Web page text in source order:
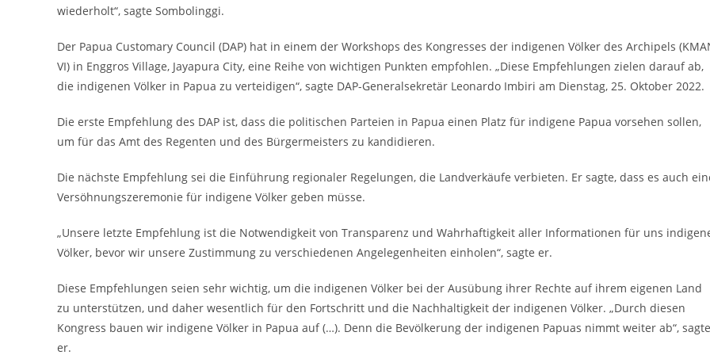
wiederholt“, sagte Sombolinggi.
Der Papua Customary Council (DAP) hat in einem der Workshops des Kongresses der indigenen Völker des Archipels
VI) in Enggros Village, Jayapura City, eine Reihe von wichtigen Punkten empfohlen. „Diese Empfehlungen zielen darauf ab,
die indigenen Völker in Papua zu verteidigen“, sagte DAP-Generalsekretär Leonardo Imbiri am Dienstag, 25. Oktober 2022.
Die erste Empfehlung des DAP ist, dass die politischen Parteien in Papua einen Platz für indigene Papua vorsehen sollen,
um für das Amt des Regenten und des Bürgermeisters zu kandidieren.
Die nächste Empfehlung sei die Einführung regionaler Regelungen, die Landverkäufe verbieten. Er sagte, dass es auch
Versöhnungszeremonie für indigene Völker geben müsse.
„Unsere letzte Empfehlung ist die Notwendigkeit von Transparenz und Wahrhaftigkeit aller Informationen für uns
Völker, bevor wir unsere Zustimmung zu verschiedenen Angelegenheiten einholen“, sagte er.
Diese Empfehlungen seien sehr wichtig, um die indigenen Völker bei der Ausübung ihrer Rechte auf ihrem eigenen Land
zu unterstützen, und daher wesentlich für den Fortschritt und die Nachhaltigkeit der indigenen Völker. „Durch diesen
Kongress bauen wir indigene Völker in Papua auf (…). Denn die Bevölkerung der indigenen Papuas nimmt weiter ab“, sagte
er.